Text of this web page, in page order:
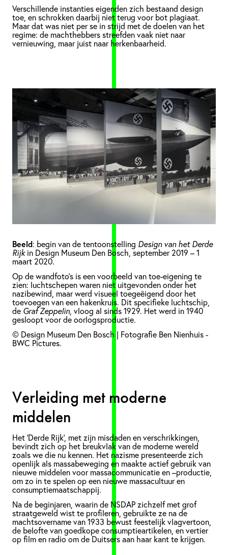
Verschillende instanties eigenden zich bestaand design
toe, en schrokken daarbij niet terug voor bot plagiaat.
Maar dat was niet per se in strijd met de doelen van het
regime: de machthebbers streefden vaak niet naar
vernieuwing, maar juist naar herkenbaarheid.
Beeld: begin van de tentoonstelling Design van het Derde
Rijkin Design Museum Den Bosch, september 2019 – 1
maart 2020.
Op de wandfoto’s is een voorbeeld van toe-eigening te
zien: luchtschepen waren niet uitgevonden onder het
nazibewind, maar werd visueel toegeëigend door het
toevoegen van een hakenkruis. Dit specifieke luchtschip,
de Graf Zeppelin, vloog al sinds 1929. Het werd in 1940
gesloopt voor de oorlogsproductie.
© Design Museum Den Bosch | Fotografie Ben Nienhuis -
BWC Pictures.
Verleiding met moderne
middelen
Het ‘Derde Rijk’, met zijn misdaden en verschrikkingen,
bevindt zich op het breukvlak van de moderne wereld
zoals we die nu kennen. Het nazisme presenteerde zich
openlijk als massabeweging en maakte actief gebruik van
nieuwe middelen voor massacommunicatie en –productie,
om zo in te spelen op een nieuwe massacultuur en
consumptiemaatschappij.
Na de beginjaren, waarin de NSDAP zichzelf met grof
straatgeweld wist te profileren, gebruikte ze na de
machtsovername van 1933 bewust feestelijk vlagvertoon,
de belofte van goedkope consumptieartikelen, en vertier
op film en radio om de Duitsers aan haar kant te krijgen.